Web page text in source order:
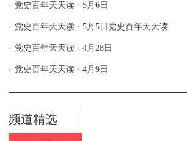
党史百年天天读 · 5月6日
党史百年天天读 · 5月5日党史百年天天读
党史百年天天读 · 4月28日
党史百年天天读 · 4月9日
频道精选